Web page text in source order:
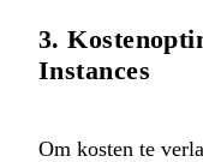
3.
Instances
Om kosten te